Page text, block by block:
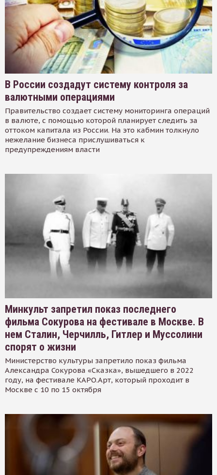
В России создадут систему контроля за
валютными операциями
Правительство создает систему мониторинга операций
в валюте, с помощью которой планирует следить за
оттоком капитала из России. На это кабмин толкнуло
нежелание бизнеса прислушиваться к
предупреждениям власти
Минкульт запретил показ последнего
фильма Сокурова на фестивале в Москве. В
нем Сталин, Черчилль, Гитлер и Муссолини
спорят о жизни
Министерство культуры запретило показ фильма
Александра Сокурова «Сказка», вышедшего в 2022
году, на фестивале КАРО.Арт, который проходит в
Москве с 10 по 15 октября